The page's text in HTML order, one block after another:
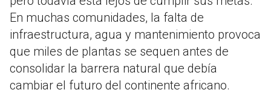
En muchas comunidades, la falta de
infraestructura, agua y mantenimiento provoca
que miles de plantas se sequen antes de
consolidar la barrera natural que debía
cambiar el futuro del continente africano.